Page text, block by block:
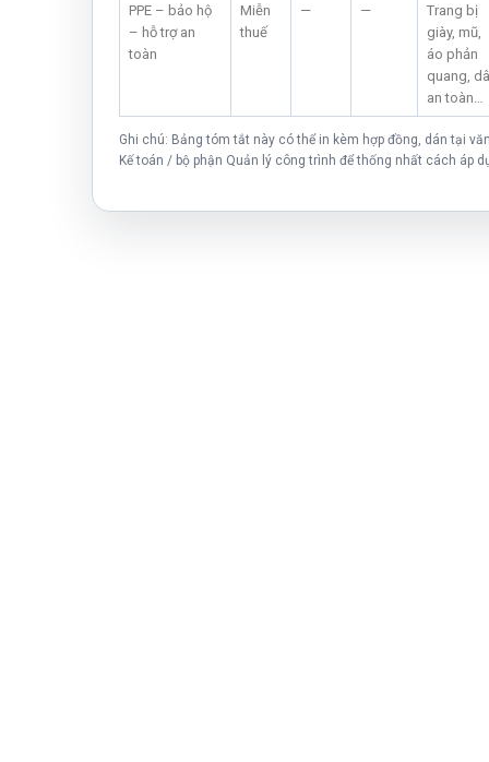
PPE – bảo hộ
– hỗ trợ an
toàn
Miễn
thuế
— —
Trang bị
giày, mũ,
áo phản
quang,
an toàn…
Ghi chú: Bảng tóm tắt này có thể in kèm hợp đồng, dán tại
Kế toán / bộ phận Quản lý công trình để thống nhất cách áp